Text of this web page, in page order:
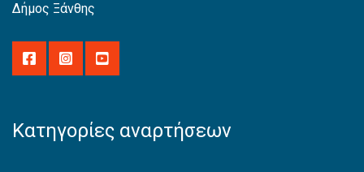
Δήμος Ξάνθης
Κατηγορίες αναρτήσεων